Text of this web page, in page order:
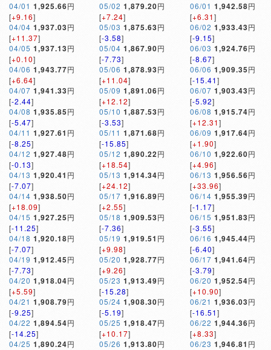
04/01 1,925.66円
[+9.16]
04/04 1,937.03円
[+11.37]
04/05 1,937.13円
[+0.10]
04/06 1,943.77円
[+6.64]
04/07 1,941.33円
[-2.44]
04/08 1,935.85円
[-5.47]
04/11 1,927.61 円
[-8.25]
04/12 1,927.48円
[-0.13]
04/13 1,920.41 円
[-7.07]
04/14 1,938.50円
[+18.09]
04/15 1,927.25円
[-11.25]
04/18 1,920.18円
[-7.07]
04/19 1,912.45円
[-7.73]
04/20 1,918.04円
[+5.59]
04/21 1,908.79円
[-9.25]
04/22 1,894.54円
[-14.25]
04/25 1,890.24円
05/02 1,879.20円
[+7.24]
05/03 1,875.63円
[-3.58]
05/04 1,867.90円
[-7.73]
05/06 1,878.93円
[+11.04]
05/09 1,891.06円
[+12.12]
05/10 1,887.53円
[-3.53]
05/11 1,871.68円
[-15.85]
05/12 1,890.22円
[+18.54]
05/13 1,914.34円
[+24.12]
05/17 1,916.89円
[+2.55]
05/18 1,909.53円
[-7.36]
05/19 1,919.51 円
[+9.98]
05/20 1,928.77円
[+9.26]
05/23 1,913.49円
[-15.28]
05/24 1,908.30円
[-5.19]
05/25 1,918.47円
[+10.17]
05/26 1,913.80円
06/01 1,942.58円
[+6.31]
06/02 1,933.43円
[-9.15]
06/03 1,924.76円
[-8.67]
06/06 1,909.35円
[-15.41]
06/07 1,903.43円
[-5.92]
06/08 1,915.74円
[+12.31]
06/09 1,917.64円
[+1.90]
06/10 1,922.60円
[+4.96]
06/13 1,956.56円
[+33.96]
06/14 1,955.39円
[-1.17]
06/15 1,951.83円
[-3.55]
06/16 1,945.44円
[-6.40]
06/17 1,941.64円
[-3.79]
06/20 1,952.54円
[+10.90]
06/21 1,936.03円
[-16.51]
06/22 1,944.36円
[+8.33]
06/23 1,946.81 円